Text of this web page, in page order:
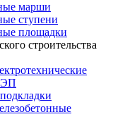
марши
ступени
площадки
строительства